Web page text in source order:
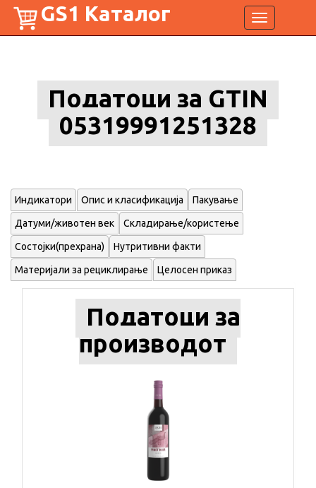
Toggle
navigation
GS1 Каталог
Податоци за GTIN
05319991251328
Индикатори Опис и класификација Пакување
Датуми/животен век Складирање/користење
Состојки(прехрана) Нутритивни факти
Материјали за рециклирање Целосен приказ
Податоци за
производот